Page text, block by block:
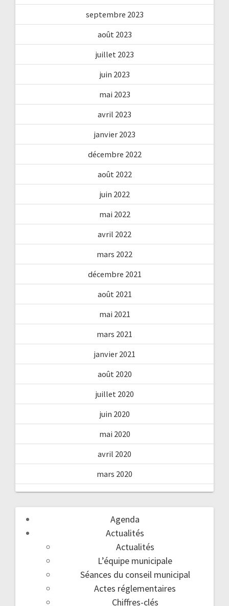
septembre 2023
août 2023
juillet 2023
juin 2023
mai 2023
avril 2023
janvier 2023
décembre 2022
août 2022
juin 2022
mai 2022
avril 2022
mars 2022
décembre 2021
août 2021
mai 2021
mars 2021
janvier 2021
août 2020
juillet 2020
juin 2020
mai 2020
avril 2020
mars 2020
Agenda
Actualités
Actualités
L’équipe municipale
Séances du conseil municipal
Actes réglementaires
Chiffres-clés